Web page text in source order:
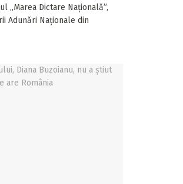
„Marea Dictare Națională”,
Adunări Naționale din